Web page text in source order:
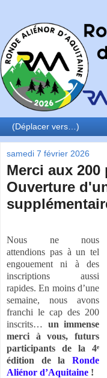
samedi 7 février 2026
Merci aux
Ouverture
Nous ne nous
attendions pas à un tel
engouement ni à des
inscriptions aussi
rapides. En moins d’une
semaine, nous avons
franchi le cap des 200
inscrits… un immense
merci à vous, futurs
participants de la 4ᵉ
édition de laRonde
Aliénor d’Aquitaine !